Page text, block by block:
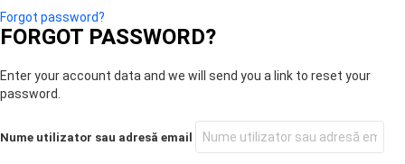
Forgot password?
FORGOT PASSWORD?
Enter your account data and we will send you a link to reset your
password.
Nume utilizator sau adresă email